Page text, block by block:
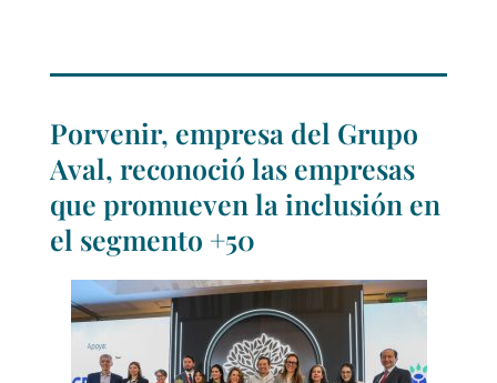
Porvenir, empresa del Grupo
Aval, reconoció las empresas
que promueven la inclusión en
el segmento +50